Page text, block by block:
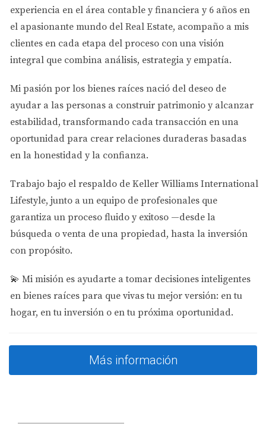
Si estás rentando y quieres entender cuándo es el
momento correcto para comprar, puedo ayudarte a
crear un plan claro y realista.
experiencia en el área contable y financiera y 6 años en
el apasionante mundo del Real Estate, acompaño a mis
clientes en cada etapa del proceso con una visión
integral que combina análisis, estrategia y empatía.
Mi pasión por los bienes raíces nació del deseo de
ayudar a las personas a construir patrimonio y alcanzar
estabilidad, transformando cada transacción en una
oportunidad para crear relaciones duraderas basadas
en la honestidad y la confianza.
Trabajo bajo el respaldo de Keller Williams International
Lifestyle, junto a un equipo de profesionales que
garantiza un proceso fluido y exitoso —desde la
búsqueda o venta de una propiedad, hasta la inversión
con propósito.
💫 Mi misión es ayudarte a tomar decisiones inteligentes
en bienes raíces para que vivas tu mejor versión: en tu
hogar, en tu inversión o en tu próxima oportunidad.
Más información